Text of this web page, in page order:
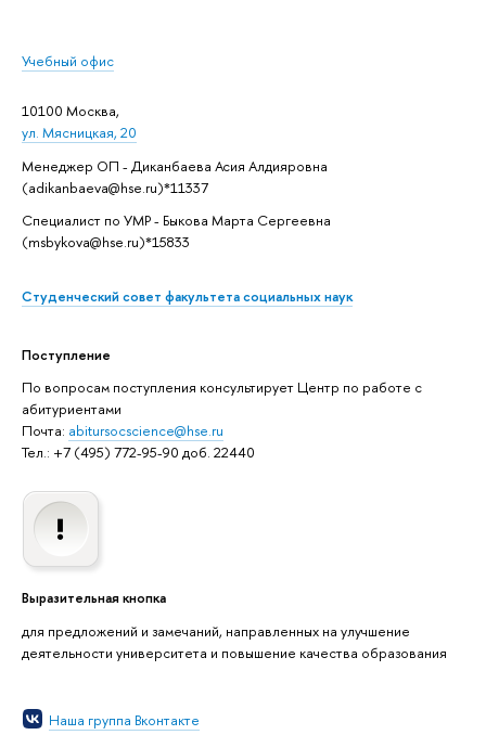
Учебный офис
10100 Москва,
ул. Мясницкая, 20
Менеджер ОП - Диканбаева Асия Алдияровна
(adikanbaeva@hse.ru)*11337
Специалист по УМР - Быкова Марта Сергеевна
(msbykova@hse.ru)*15833
Студенческий совет факультета социальных наук
Поступление
По вопросам поступления консультирует Центр по работе с
абитуриентами
Почта: abitursocscience@hse.ru
Тел.: +7 (495) 772-95-90 доб. 22440
Выразительная кнопка
для предложений и замечаний, направленных на улучшение
деятельности университета и повышение качества образования
Наша группа Вконтакте